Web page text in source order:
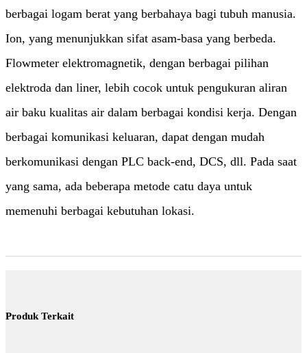
berbagai logam berat yang berbahaya bagi tubuh manusia.
Ion, yang menunjukkan sifat asam-basa yang berbeda.
Flowmeter elektromagnetik, dengan berbagai pilihan
elektroda dan liner, lebih cocok untuk pengukuran aliran
air baku kualitas air dalam berbagai kondisi kerja. Dengan
berbagai komunikasi keluaran, dapat dengan mudah
berkomunikasi dengan PLC back-end, DCS, dll. Pada saat
yang sama, ada beberapa metode catu daya untuk
memenuhi berbagai kebutuhan lokasi.
Produk Terkait